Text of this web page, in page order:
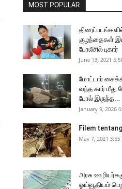
MOST POPULAR
குழந்தைகள்
போலீசில் புகார்
June 13, 2021
மோட்டார்
வந்த கார் மீது
போல் இருந்த...
January 9, 2026
Filem
May 7, 2021
அரசு
ஓய்வூதியம்